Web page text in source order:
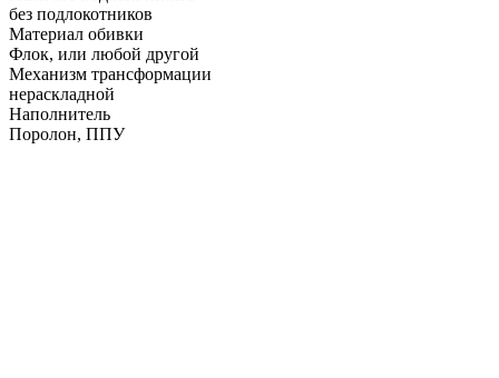
без подлокотников
Материал обивки
Флок, или любой другой
Механизм трансформации
нераскладной
Наполнитель
Поролон, ППУ